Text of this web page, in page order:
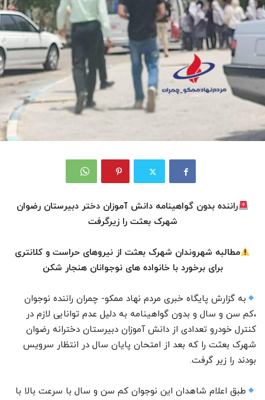
راننده بدون گواهینامه دانش آموزان دختر دبیرستان رضوان
شهرک بعثت را زیرگرفت
مطالبه شهروندان شهرک بعثت از نیروهای حراست و کلانتری
برای برخورد با خانواده های نوجوانان هنجار شکن
به گزارش پایگاه خبری مردم نهاد ممکو- چمران راننده نوجوان
،کم سن و سال و بدون گواهینامه به دلیل عدم توانایی لازم در
کنترل خودرو تعدادی از دانش آموزان دبیرستان دخترانه رضوان
شهرک بعثت را که بعد از امتحان پایان سال در انتظار سرویس
بودند را زیر گرفت.
طبق اعلام شاهدان این نوجوان کم سن و سال با سرعت بالا با